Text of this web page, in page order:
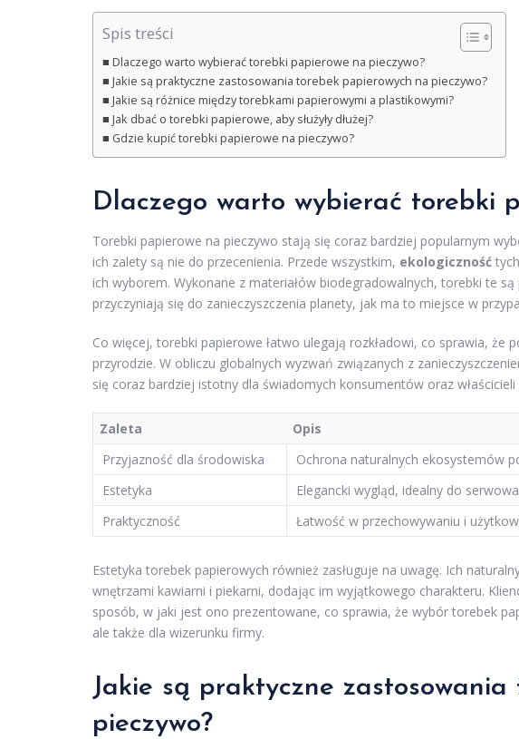
Spis treści
Dlaczego warto wybierać torebki papierowe na pieczywo?
Jakie są praktyczne zastosowania torebek papierowych na pieczywo?
Jakie są różnice między torebkami papierowymi a plastikowymi?
Jak dbać o torebki papierowe, aby służyły dłużej?
Gdzie kupić torebki papierowe na pieczywo?
Dlaczego warto wybierać torebki
Torebki papierowe na pieczywo stają się coraz bardziej popularnym
ich zalety są nie do przecenienia. Przede wszystkim, ekologiczność
ich wyborem. Wykonane z materiałów biodegradowalnych, torebki te
przyczyniają się do zanieczyszczenia planety, jak ma to miejsce w
Co więcej, torebki papierowe łatwo ulegają rozkładowi, co sprawia, że
przyrodzie. W obliczu globalnych wyzwań związanych z
się coraz bardziej istotny dla świadomych konsumentów oraz
Zaleta
Opis
Przyjazność dla środowiska
Ochrona naturalnych ekosystemów
Estetyka
Elegancki wygląd, idealny do
Praktyczność
Łatwość w przechowywaniu i
Estetyka torebek papierowych również zasługuje na uwagę. Ich
wnętrzami kawiarni i piekarni, dodając im wyjątkowego charakteru.
sposób, w jaki jest ono prezentowane, co sprawia, że wybór torebek
ale także dla wizerunku firmy.
Jakie są praktyczne
pieczywo?